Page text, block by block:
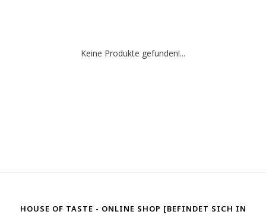
Keine Produkte gefunden!...
HOUSE OF TASTE - ONLINE SHOP [BEFINDET SICH IN